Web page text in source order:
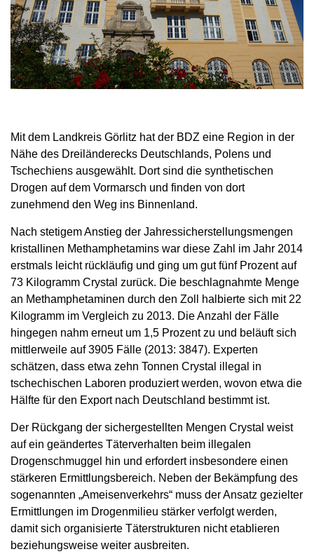
Mit dem Landkreis Görlitz hat der BDZ eine Region in der
Nähe des Dreiländerecks Deutschlands, Polens und
Tschechiens ausgewählt. Dort sind die synthetischen
Drogen auf dem Vormarsch und finden von dort
zunehmend den Weg ins Binnenland.
Nach stetigem Anstieg der Jahressicherstellungsmengen
kristallinen Methamphetamins war diese Zahl im Jahr 2014
erstmals leicht rückläufig und ging um gut fünf Prozent auf
73 Kilogramm Crystal zurück. Die beschlagnahmte Menge
an Methamphetaminen durch den Zoll halbierte sich mit 22
Kilogramm im Vergleich zu 2013. Die Anzahl der Fälle
hingegen nahm erneut um 1,5 Prozent zu und beläuft sich
mittlerweile auf 3905 Fälle (2013: 3847). Experten
schätzen, dass etwa zehn Tonnen Crystal illegal in
tschechischen Laboren produziert werden, wovon etwa die
Hälfte für den Export nach Deutschland bestimmt ist.
Der Rückgang der sichergestellten Mengen Crystal weist
auf ein geändertes Täterverhalten beim illegalen
Drogenschmuggel hin und erfordert insbesondere einen
stärkeren Ermittlungsbereich. Neben der Bekämpfung des
sogenannten „Ameisenverkehrs“ muss der Ansatz gezielter
Ermittlungen im Drogenmilieu stärker verfolgt werden,
damit sich organisierte Täterstrukturen nicht etablieren
beziehungsweise weiter ausbreiten.